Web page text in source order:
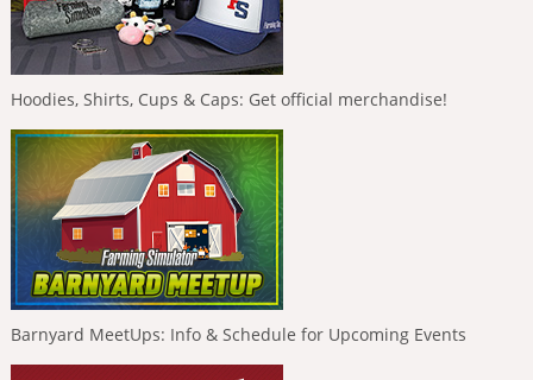
Hoodies, Shirts, Cups & Caps: Get official merchandise!
Barnyard MeetUps: Info & Schedule for Upcoming Events